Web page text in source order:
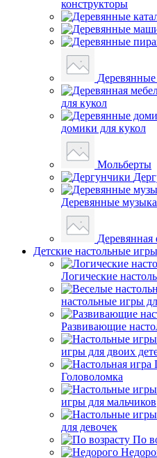
конструкторы
Деревянные
для кукол
домики для кукол
Мольберты
Деревянные
Деревянная
Детские настольные игры
Логические
настольные игры
Развивающие
игры для двоих
Головоломка
игры для мальчиков
для девочек
По